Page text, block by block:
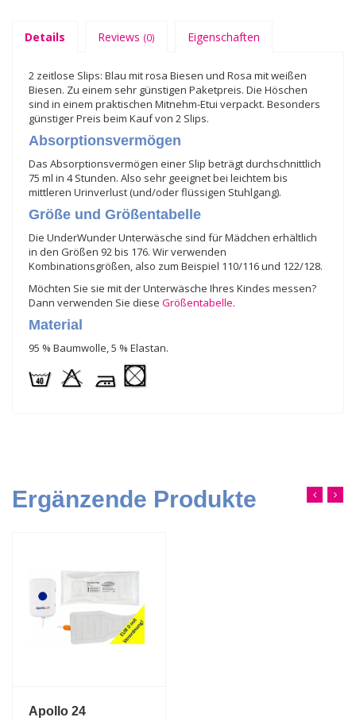
Details Reviews (0) Eigenschaften
2 zeitlose Slips: Blau mit rosa Biesen und Rosa mit weißen
Biesen. Zu einem sehr günstigen Paketpreis. Die Höschen
sind in einem praktischen Mitnehm-Etui verpackt. Besonders
günstiger Preis beim Kauf von 2 Slips.
Absorptionsvermögen
Das Absorptionsvermögen einer Slip beträgt durchschnittlich
75 ml in 4 Stunden. Also sehr geeignet bei leichtem bis
mittleren Urinverlust (und/oder flüssigen Stuhlgang).
Größe und Größentabelle
Die UnderWunder Unterwäsche sind für Mädchen erhältlich
in den Größen 92 bis 176. Wir verwenden
Kombinationsgrößen, also zum Beispiel 110/116 und 122/128.
Möchten Sie sie mit der Unterwäsche Ihres Kindes messen?
Dann verwenden Sie diese Größentabelle.
Material
95 % Baumwolle, 5 % Elastan.
Ergänzende Produkte
Apollo 24